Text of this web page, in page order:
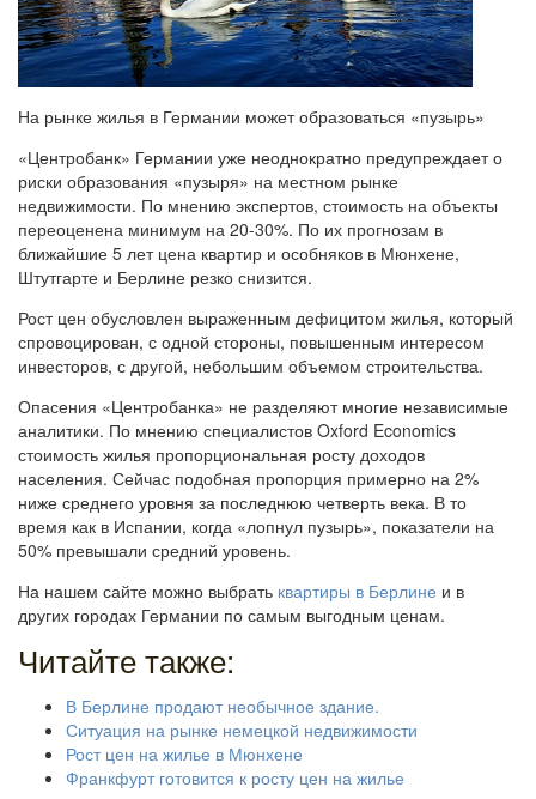
На рынке жилья в Германии может образоваться «пузырь»
«Центробанк» Германии уже неоднократно предупреждает о
риски образования «пузыря» на местном рынке
недвижимости. По мнению экспертов, стоимость на объекты
переоценена минимум на 20-30%. По их прогнозам в
ближайшие 5 лет цена квартир и особняков в Мюнхене,
Штутгарте и Берлине резко снизится.
Рост цен обусловлен выраженным дефицитом жилья, который
спровоцирован, с одной стороны, повышенным интересом
инвесторов, с другой, небольшим объемом строительства.
Опасения «Центробанка» не разделяют многие независимые
аналитики. По мнению специалистов Oxford Economics
стоимость жилья пропорциональная росту доходов
населения. Сейчас подобная пропорция примерно на 2%
ниже среднего уровня за последнюю четверть века. В то
время как в Испании, когда «лопнул пузырь», показатели на
50% превышали средний уровень.
На нашем сайте можно выбрать квартиры в Берлине и в
других городах Германии по самым выгодным ценам.
Читайте также:
В Берлине продают необычное здание.
Ситуация на рынке немецкой недвижимости
Рост цен на жилье в Мюнхене
Франкфурт готовится к росту цен на жилье